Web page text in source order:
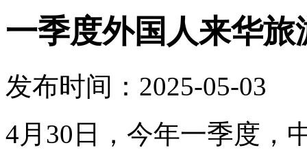
一季度外国人来华旅
发布时间：2025-05-03
4月30日，今年一季度，